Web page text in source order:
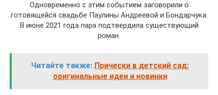
Одновременно с этим событием заговорили о
готовящейся свадьбе Паулины Андреевой и Бондарчука.
В июне 2021 года пара подтвердила существующий
роман.
Читайте также: Прически в детский сад:
оригинальные идеи и новинки